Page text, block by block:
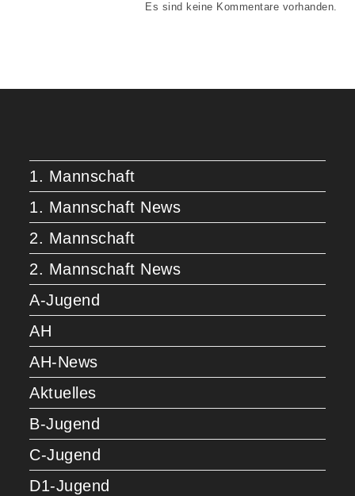
Es sind keine Kommentare vorhanden.
1. Mannschaft
1. Mannschaft News
2. Mannschaft
2. Mannschaft News
A-Jugend
AH
AH-News
Aktuelles
B-Jugend
C-Jugend
D1-Jugend